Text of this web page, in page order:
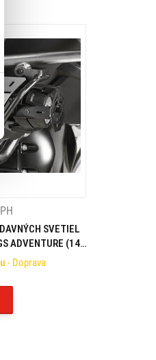
SVETIEL
ADVENTURE (14-
- Doprava